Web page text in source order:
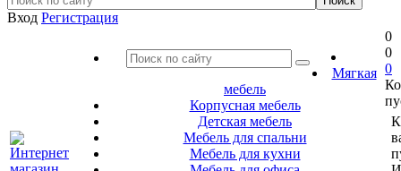
Вход Регистрация
Мягкая
мебель
Корпусная мебель
Детская мебель
Мебель для спальни
Мебель для кухни
0
0
0